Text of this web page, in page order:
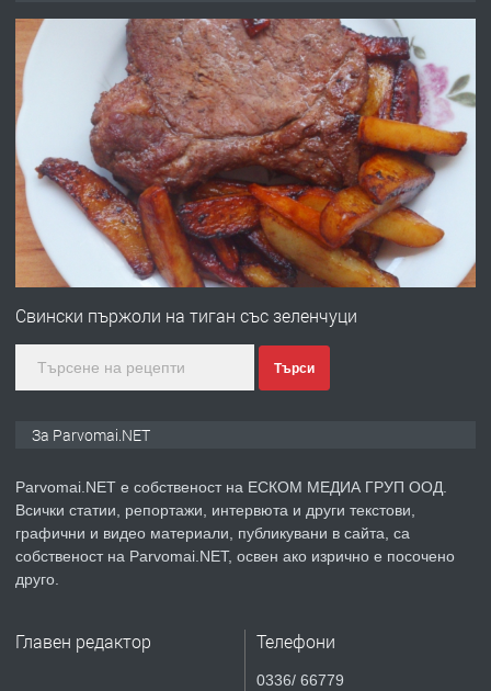
преди 1 година
ПРЕДЛАГА
Първи поход "По стъпките на Ангел
Войвода"
преди 1 година
ПРЕДЛАГА
Монтажник на малки детайли за
преди 1 година
ПРЕДЛАГА
Продавам апартамент - гр.
Свински пържоли на тиган със зеленчуци
Търси
За Parvomai.NET
Parvomai.NET е собственост на ЕСКОМ МЕДИА ГРУП ООД.
Всички статии, репортажи, интервюта и други текстови,
графични и видео материали, публикувани в сайта, са
собственост на Parvomai.NET, освен ако изрично е посочено
друго.
Главен редактор Телефони
0336/ 66779